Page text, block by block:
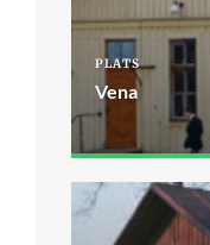
PLATS
Vena